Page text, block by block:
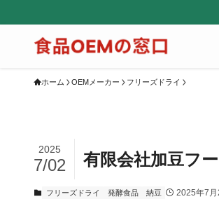
ホーム OEMメーカー フリーズドライ
有限会社加豆フ
2025
7/02
フリーズドライ 発酵食品 納豆 2025年7月